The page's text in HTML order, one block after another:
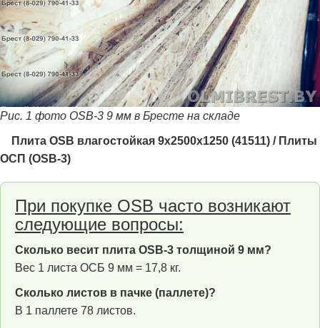
Рис. 1 фото OSB-3 9 мм в Бресте на складе
Плита OSB влагостойкая 9х2500х1250 (41511) / Плиты
ОСП (OSB-3)
При покупке OSB часто возникают
следующие вопросы:
Сколько весит плита OSB-3 толщиной 9 мм?
Вес 1 листа ОСБ 9 мм = 17,8 кг.
Сколько листов в пачке (паллете)?
В 1 паллете 78 листов.